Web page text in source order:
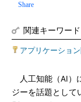
Share
関連キーワード
アプリケーショ
人工知能（AI）
ジーを話題として